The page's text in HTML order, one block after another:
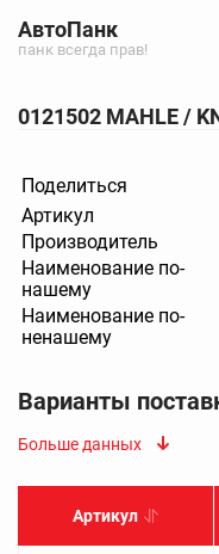
АвтоПанк
панк всегда прав!
0121502 MAHLE /
Поделиться
Артикул
Производитель
Наименование по-
нашему
Наименование по-
ненашему
Варианты
Больше данных
Артикул